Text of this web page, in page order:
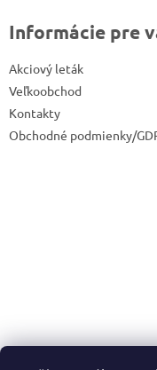
Informácie pre
Akciový leták
Veľkoobchod
Kontakty
Obchodné podmienky/